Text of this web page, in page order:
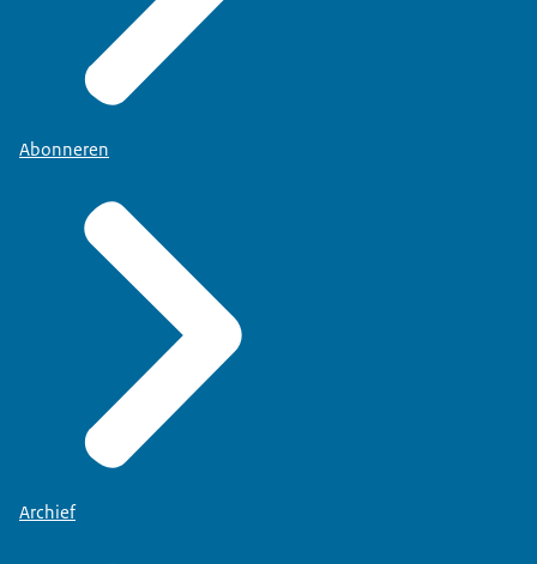
Abonneren
Archief